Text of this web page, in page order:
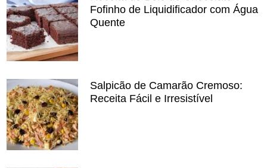
Fofinho de Liquidificador com Água
Quente
Salpicão de Camarão Cremoso:
Receita Fácil e Irresistível